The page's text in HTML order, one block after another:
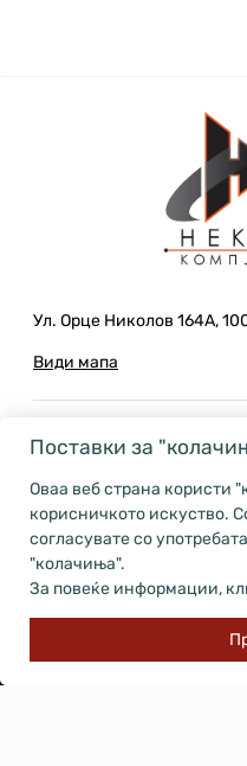
Поставки за
Оваа веб страна користи
корисничкото искуство.
согласувате со
"колачиња".
За повеќе информации,
Категории Пребарај
Ул. Орце Николов 164А,
Види мапа
Потребна ви е
02 614 2599
Понеделник – Петок: